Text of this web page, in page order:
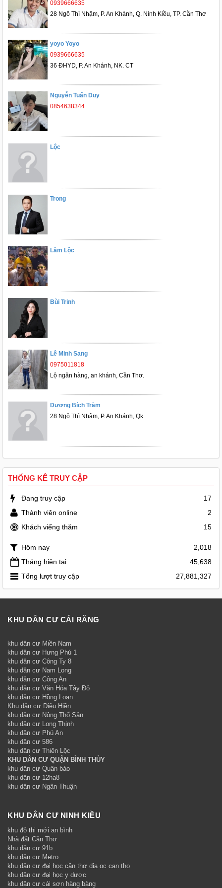
0939666635
28 Ngô Thì Nhậm, P. An Khánh, Q. Ninh Kiều, TP. Cần Thơ
yoyo Yoyo
0939666635
36 ĐHYD, P. An Khánh, NK. CT
Nguyễn Tuấn Duy
0854638344
Lộc
Trong
Lâm Lộc
Bùi Trinh
Lê Minh Sang
0975011818
Lộ ngân hàng, an khánh, Cần Thơ.
Dương Bích Trâm
28 Ngô Thì Nhậm, P. An Khánh, Qk
THỐNG KÊ TRUY CẬP
Đang truy cập
17
Thành viên online
2
Khách viếng thăm
15
Hôm nay
2,018
Tháng hiện tại
45,638
Tổng lượt truy cập
27,881,327
KHU DÂN CƯ CÁI RĂNG
khu dân cư Miền Nam
khu dân cư Hưng Phú 1
khu dân cư Công Ty 8
khu dân cư Nam Long
khu dân cư Công An
khu dân cư Văn Hóa Tây Đô
khu dân cư Hồng Loan
Khu dân cư Diệu Hiền
khu dân cư Nông Thổ Sản
khu dân cư Long Thịnh
khu dân cư Phú An
khu dân cư 586
khu dân cư Thiên Lộc
KHU DÂN CƯ QUẬN BÌNH THỦY
khu dân cư Quân báo
khu dân cư 12ha8
khu dân cư Ngân Thuận
KHU DÂN CƯ NINH KIỀU
khu đô thị mới an bình
Nhà đất Cần Thơ
khu dân cư 91b
khu dân cư Metro
khu dân cư đại học cần thơ dia oc can tho
khu dân cư đại học y dược
khu dân cư cái sơn hàng bàng